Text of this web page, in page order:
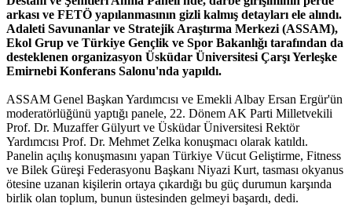
arkası ve FETÖ yapılanmasının gizli kalmış detayları ele alındı.
Adaleti Savunanlar ve Stratejik Araştırma Merkezi (ASSAM),
Ekol Grup ve Türkiye Gençlik ve Spor Bakanlığı tarafından da
desteklenen organizasyon Üsküdar Üniversitesi Çarşı Yerleşke
Emirnebi Konferans Salonu'nda yapıldı.
ASSAM Genel Başkan Yardımcısı ve Emekli Albay Ersan Ergür'ün
moderatörlüğünü yaptığı panele, 22. Dönem AK Parti Milletvekili
Prof. Dr. Muzaffer Gülyurt ve Üsküdar Üniversitesi Rektör
Yardımcısı Prof. Dr. Mehmet Zelka konuşmacı olarak katıldı.
Panelin açılış konuşmasını yapan Türkiye Vücut Geliştirme, Fitness
ve Bilek Güreşi Federasyonu Başkanı Niyazi Kurt, tasması okyanus
ötesine uzanan kişilerin ortaya çıkardığı bu güç durumun karşında
birlik olan toplum, bunun üstesinden gelmeyi başardı, dedi.